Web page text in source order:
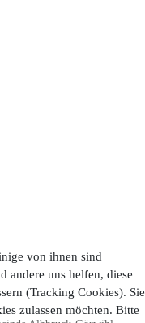
von ihnen sind
andere uns helfen, diese
(Tracking Cookies). Sie
zulassen möchten. Bitte